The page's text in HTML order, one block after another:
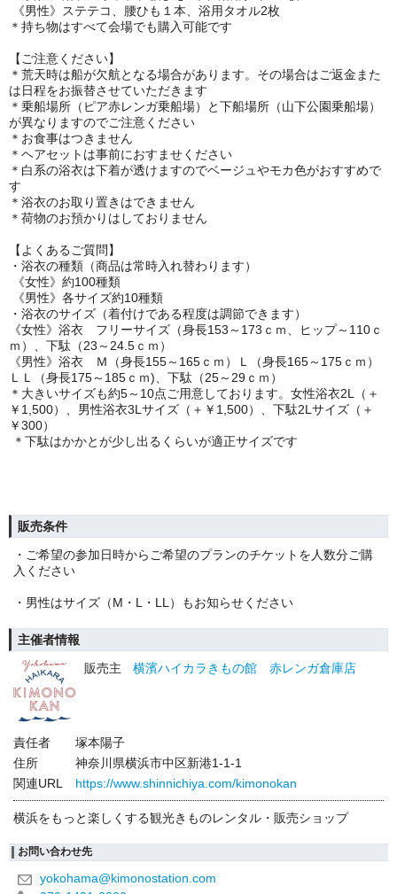
《男性》ステテコ、腰ひも１本、浴用タオル2枚
＊持ち物はすべて会場でも購入可能です
【ご注意ください】
＊荒天時は船が欠航となる場合があります。その場合はご返金また
は日程をお振替させていただきます
＊乗船場所（ピア赤レンガ乗船場）と下船場所（山下公園乗船場）
が異なりますのでご注意ください
＊お食事はつきません
＊ヘアセットは事前におすませください
＊白系の浴衣は下着が透けますのでベージュやモカ色がおすすめで
す
＊浴衣のお取り置きはできません
＊荷物のお預かりはしておりません
【よくあるご質問】
・浴衣の種類（商品は常時入れ替わります）
《女性》約100種類
《男性》各サイズ約10種類
・浴衣のサイズ（着付けである程度は調節できます）
《女性》浴衣 フリーサイズ（身長153～173ｃｍ、ヒップ～110ｃ
ｍ）、下駄（23～24.5ｃｍ）
《男性》浴衣 Ｍ（身長155～165ｃｍ）Ｌ（身長165～175ｃｍ）
ＬＬ（身長175～185ｃｍ)、下駄（25～29ｃｍ）
＊大きいサイズも約5～10点ご用意しております。女性浴衣2L（＋
￥1,500）、男性浴衣3Lサイズ（＋￥1,500）、下駄2Lサイズ（＋
￥300）
＊下駄はかかとが少し出るくらいが適正サイズです
販売条件
・ご希望の参加日時からご希望のプランのチケットを人数分ご購
入ください
・男性はサイズ（M・L・LL）もお知らせください
主催者情報
販売主
横濱ハイカラきもの館 赤レンガ倉庫店
責任者
塚本陽子
住所
神奈川県横浜市中区新港1-1-1
関連URL
https://www.shinnichiya.com/kimonokan
横浜をもっと楽しくする観光きものレンタル・販売ショップ
お問い合わせ先
yokohama@kimonostation.com